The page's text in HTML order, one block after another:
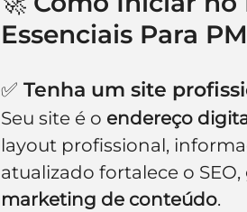
Essenciais Para
✅ Tenha um site
Seu site é o endereço
layout profissional,
atualizado fortalece o
marketing de conteúdo.